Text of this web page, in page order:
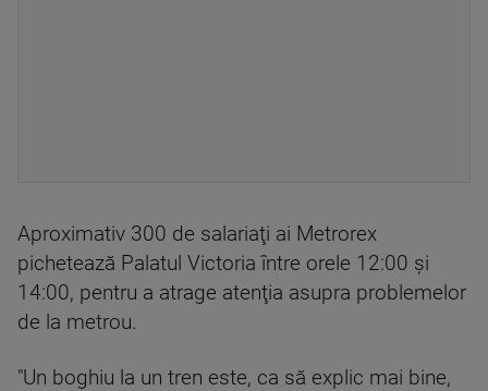
Aproximativ 300 de salariaţi ai Metrorex
pichetează Palatul Victoria între orele 12:00 şi
14:00, pentru a atrage atenţia asupra problemelor
de la metrou.
"Un boghiu la un tren este, ca să explic mai bine,